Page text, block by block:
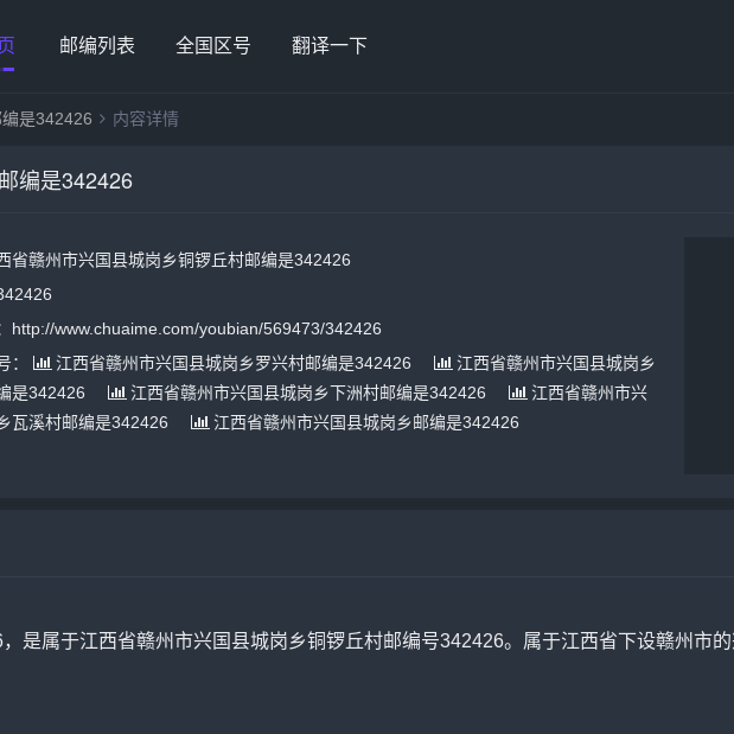
邮编列表 全国区号 翻译一下
是342426 内容详情
编是342426
省赣州市兴国县城岗乡铜锣丘村邮编是342426
http://www.chuaime.com/youbian/569473/342426
：
江西省赣州市兴国县城岗乡罗兴村邮编是342426
江西省赣州市兴国县城岗乡
是342426
江西省赣州市兴国县城岗乡下洲村邮编是342426
江西省赣州市兴
瓦溪村邮编是342426
江西省赣州市兴国县城岗乡邮编是342426
是属于江西省赣州市兴国县城岗乡铜锣丘村邮编号342426。属于江西省下设赣州市